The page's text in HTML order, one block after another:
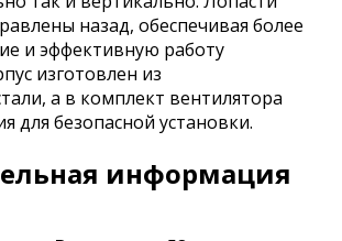
назад, обеспечивая более
и эффективную работу
изготовлен из
, а в комплект вентилятора
для безопасной установки.
информация